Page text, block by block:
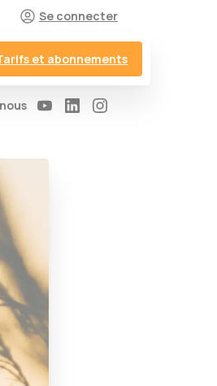
Se connecter
et abonnements